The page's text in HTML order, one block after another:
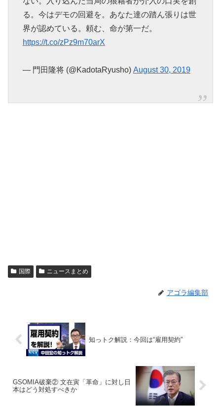
る。今はデモの回避を。あなた達の踏ん張りは世
界が認めている。頼む、命が第一だ。
https://t.co/zPz9m70arX
— 門田隆将 (@KadotaRyusho) August 30, 2019
国際 ニュースまとめ
アゴラ編集部
知っトク解説：今回は“雇用契約”
GSOMIA破棄② 文在寅「革命」に対し日
本はどう対処すべきか